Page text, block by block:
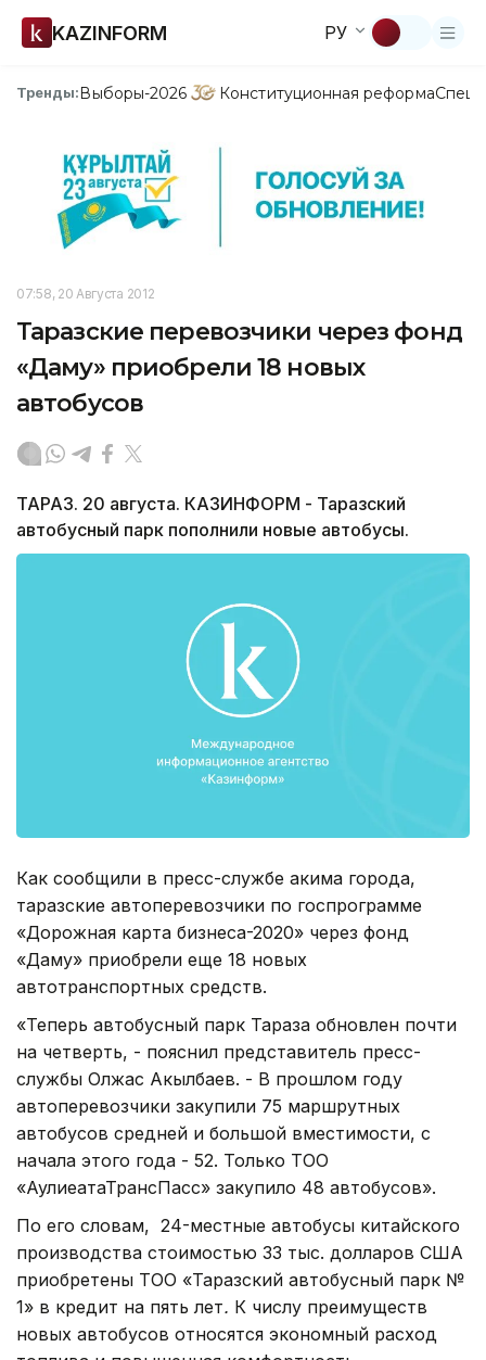
KAZINFORM РУ
Тренды:Выборы-2026 Конституционная реформа
07:58, 20 Августа 2012
Таразские перевозчики через фонд
«Даму» приобрели 18 новых
автобусов
ТАРАЗ. 20 августа. КАЗИНФОРМ - Таразский
автобусный парк пополнили новые автобусы.
Как сообщили в пресс-службе акима города,
таразские автоперевозчики по госпрограмме
«Дорожная карта бизнеса-2020» через фонд
«Даму» приобрели еще 18 новых
автотранспортных средств.
«Теперь автобусный парк Тараза обновлен почти
на четверть, - пояснил представитель пресс-
службы Олжас Акылбаев. - В прошлом году
автоперевозчики закупили 75 маршрутных
автобусов средней и большой вместимости, с
начала этого года - 52. Только ТОО
«АулиеатаТрансПасс» закупило 48 автобусов».
По его словам, 24-местные автобусы китайского
производства стоимостью 33 тыс. долларов США
приобретены ТОО «Таразский автобусный парк №
1» в кредит на пять лет. К числу преимуществ
новых автобусов относятся экономный расход